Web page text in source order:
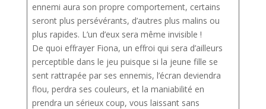
ennemi aura son propre comportement, certains
seront plus persévérants, d’autres plus malins ou
plus rapides. L’un d’eux sera même invisible !
De quoi effrayer Fiona, un effroi qui sera d’ailleurs
perceptible dans le jeu puisque si la jeune fille se
sent rattrapée par ses ennemis, l’écran deviendra
flou, perdra ses couleurs, et la maniabilité en
prendra un sérieux coup, vous laissant sans